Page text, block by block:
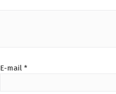
E-mail *